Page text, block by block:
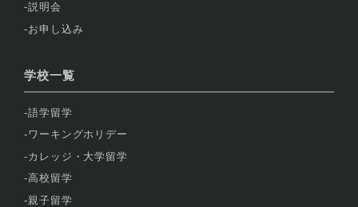
説明会
お申し込み
学校一覧
語学留学
ワーキングホリデー
カレッジ・大学留学
高校留学
親子留学